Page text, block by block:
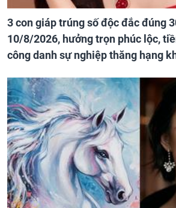
3 con giáp trúng số độc đắc đúng
10/8/2026, hưởng trọn phúc lộc,
công danh sự nghiệp thăng hạng